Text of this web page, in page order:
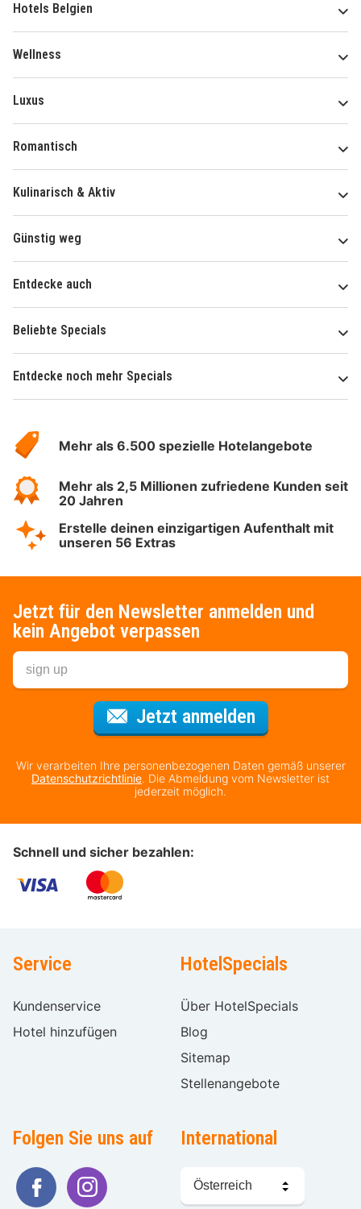
Hotels Belgien
Wellness
Luxus
Romantisch
Kulinarisch & Aktiv
Günstig weg
Entdecke auch
Beliebte Specials
Entdecke noch mehr Specials
Hotelspecials
Mehr als 6.500 spezielle Hotelangebote
Mehr als 2,5 Millionen zufriedene Kunden seit
20 Jahren
Erstelle deinen einzigartigen Aufenthalt mit
unseren 56 Extras
Jetzt für den Newsletter anmelden und
kein Angebot verpassen
Jetzt anmeldenFür den
Wir verarbeiten Ihre personenbezogenen Daten gemäß unserer
Datenschutzrichtlinie. Die Abmeldung vom Newsletter ist
jederzeit möglich.
Schnell und sicher bezahlen:
Service
Kundenservice
Hotel hinzufügen
HotelSpecials
Über HotelSpecials
Blog
Sitemap
Stellenangebote
Folgen Sie uns auf International
Sprache
wählen